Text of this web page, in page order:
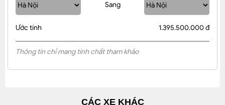
Sang
Ước tính 1.395.500.000 đ
Thông tin chỉ mang tính chất tham khảo
CÁC XE KHÁC